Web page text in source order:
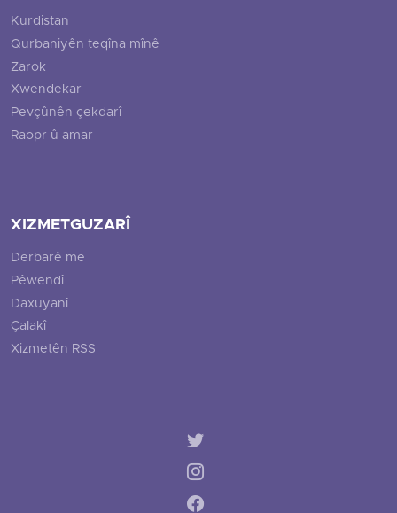
Kurdistan
Qurbaniyên teqîna mînê
Zarok
Xwendekar
Pevçûnên çekdarî
Raopr û amar
XIZMETGUZARÎ
Derbarê me
Pêwendî
Daxuyanî
Çalakî
Xizmetên RSS